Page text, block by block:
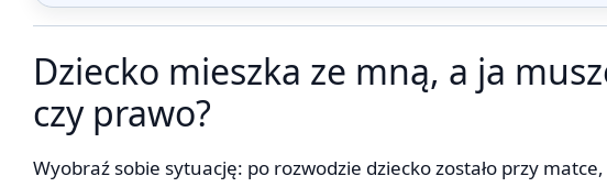
Dziecko mieszka ze mną, a ja
czy prawo?
Wyobraź sobie sytuację: po rozwodzie dziecko zostało przy matce,